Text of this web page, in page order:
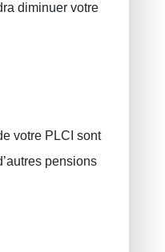
diminuer votre
votre PLCI sont
pensions